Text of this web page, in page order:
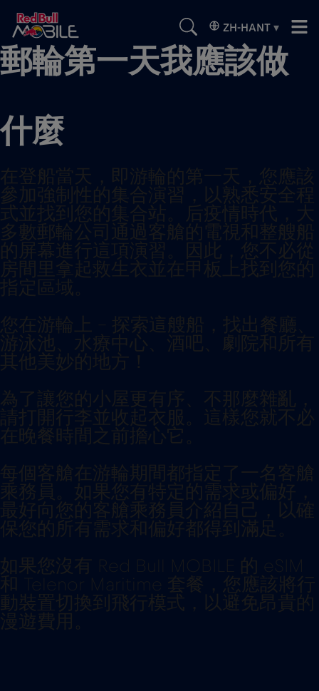
ZH-HANT ▾
郵輪第一天我應該做
什麼
在登船當天，即游輪的第一天，您應該
參加強制性的集合演習，以熟悉安全程
式並找到您的集合站。后疫情時代，大
多數郵輪公司通過客艙的電視和整艘船
的屏幕進行這項演習。因此，您不必從
房間里拿起救生衣並在甲板上找到您的
指定區域。
您在游輪上 - 探索這艘船，找出餐廳、
游泳池、水療中心、酒吧、劇院和所有
其他美妙的地方！
為了讓您的小屋更有序、不那麼雜亂，
請打開行李並收起衣服。這樣您就不必
在晚餐時間之前擔心它。
每個客艙在游輪期間都指定了一名客艙
乘務員。如果您有特定的需求或偏好，
最好向您的客艙乘務員介紹自己，以確
保您的所有需求和偏好都得到滿足。
如果您沒有 Red Bull MOBILE 的 eSIM
和 Telenor Maritime 套餐，您應該將行
動裝置切換到飛行模式，以避免昂貴的
漫遊費用。